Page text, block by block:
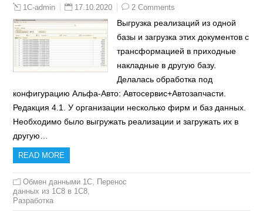
1C-admin 17.10.2020 2 Comments
Выгрузка реализаций из одной
базы и загрузка этих документов с
трансформацией в приходные
накладные в другую базу.
Делалась обработка под
конфигурацию Альфа-Авто: Автосервис+Автозапчасти.
Редакция 4.1. У организации несколько фирм и баз данных.
Необходимо было выгружать реализации и загружать их в
другую…
READ MORE
Обмен данными 1С, Перенос
данных из 1C8 в 1C8,
Разработка